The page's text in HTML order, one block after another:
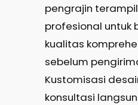
pengrajin
profesional untuk
kualitas
sebelum
Kustomisasi
konsultasi